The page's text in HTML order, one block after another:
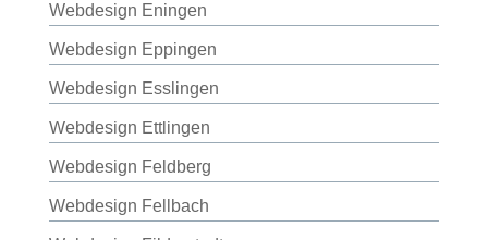
Webdesign Eningen
Webdesign Eppingen
Webdesign Esslingen
Webdesign Ettlingen
Webdesign Feldberg
Webdesign Fellbach